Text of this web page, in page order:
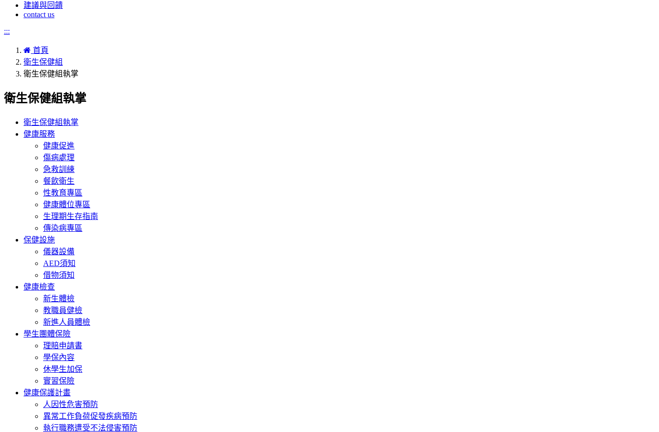
建議與回饋
contact us
:::
首頁
衛生保健組
衛生保健組執掌
衛生保健組執掌
衛生保健組執掌
健康服務
健康促進
傷病處理
急救訓練
餐飲衛生
性教育專區
健康體位專區
生理期生存指南
傳染病專區
保健設施
儀器設備
AED須知
借物須知
健康檢查
新生體檢
教職員健檢
新進人員體檢
學生團體保險
理賠申請書
學保內容
休學生加保
實習保險
健康保護計畫
人因性危害預防
異常工作負荷促發疾病預防
執行職務遭受不法侵害預防